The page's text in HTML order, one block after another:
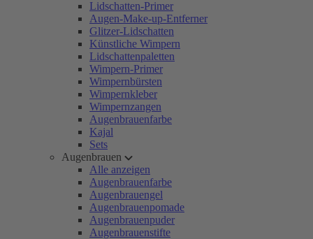
Lidschatten-Primer
Augen-Make-up-Entferner
Glitzer-Lidschatten
Künstliche Wimpern
Lidschattenpaletten
Wimpern-Primer
Wimpernbürsten
Wimpernkleber
Wimpernzangen
Augenbrauenfarbe
Kajal
Sets
Augenbrauen
Alle anzeigen
Augenbrauenfarbe
Augenbrauengel
Augenbrauenpomade
Augenbrauenpuder
Augenbrauenstifte